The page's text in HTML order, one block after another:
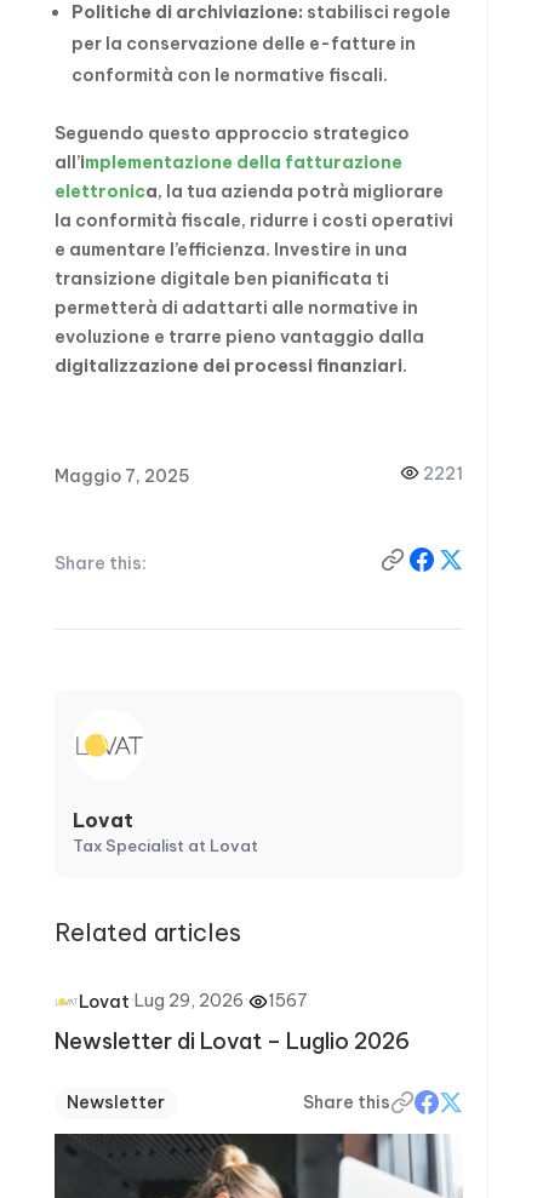
Politiche di archiviazione: stabilisci regole
per la conservazione delle e-fatture in
conformità con le normative fiscali.
Seguendo questo approccio strategico
all’implementazione della fatturazione
elettronica, la tua azienda potrà migliorare
la conformità fiscale, ridurre i costi operativi
e aumentare l’efficienza. Investire in una
transizione digitale ben pianificata ti
permetterà di adattarti alle normative in
evoluzione e trarre pieno vantaggio dalla
digitalizzazione dei processi finanziari.
Maggio 7, 2025 2221
Share this:
Lovat
Tax Specialist at Lovat
Related articles
Lovat·Lug 29, 2026· 1567
Newsletter di Lovat – Luglio 2026
Newsletter Share this